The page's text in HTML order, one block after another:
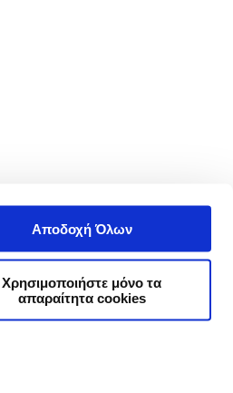
Αποδοχή Όλων
Χρησιμοποιήστε μόνο τα
απαραίτητα cookies